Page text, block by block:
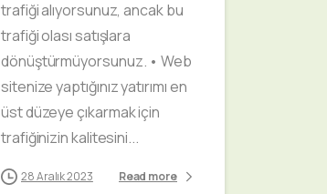
trafiği alıyorsunuz, ancak bu
trafiği olası satışlara
dönüştürmüyorsunuz. • Web
sitenize yaptığınız yatırımı en
üst düzeye çıkarmak için
trafiğinizin kalitesini...
28 Aralık 2023 Read more